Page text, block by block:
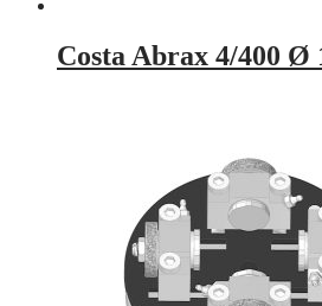
Costa Abrax 4/400 Ø